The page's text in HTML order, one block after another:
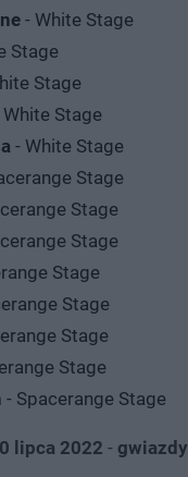
- White Stage
Stage
Stage
White Stage
- White Stage
Stage
Stage
Stage
Stage
Stage
Stage
Stage
- Spacerange Stage
lipca 2022 - gwiazdy